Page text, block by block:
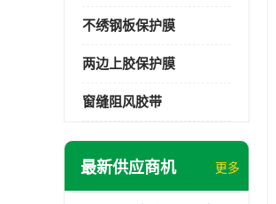
不绣钢板保护膜
两边上胶保护膜
窗缝阻风胶带
最新供应商机 更多